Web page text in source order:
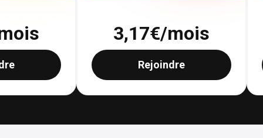
3,17€/mois
Rejoindre